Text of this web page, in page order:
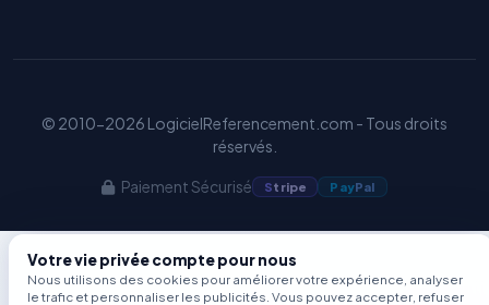
© 2010-2026 LogicielReferencement.com - Tous droits
réservés.
Paiement Sécurisé Stripe PayPal
Votre vie privée compte pour nous
Nous utilisons des cookies pour améliorer votre expérience, analyser
le trafic et personnaliser les publicités. Vous pouvez accepter, refuser